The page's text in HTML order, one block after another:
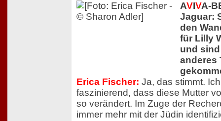
AVIVA-
Jaguar:
den
für Lilly
und
anderes
Erica Fischer: Ja, das stimmt.
faszinierend, dass diese Mutter
so verändert. Im Zuge der
immer mehr mit der Jüdin